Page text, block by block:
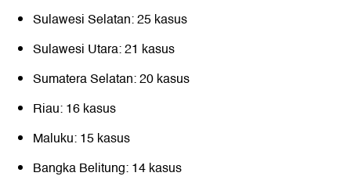
Sulawesi Selatan: 25 kasus
Sulawesi Utara: 21 kasus
Sumatera Selatan: 20 kasus
Riau: 16 kasus
Maluku: 15 kasus
Bangka Belitung: 14 kasus